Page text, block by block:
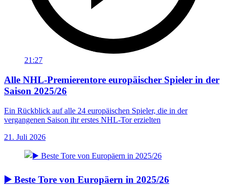
21:27
Alle NHL-Premierentore europäischer Spieler in der
Saison 2025/26
Ein Rückblick auf alle 24 europäischen Spieler, die in der
vergangenen Saison ihr erstes NHL-Tor erzielten
21. Juli 2026
▶️ Beste Tore von Europäern in 2025/26